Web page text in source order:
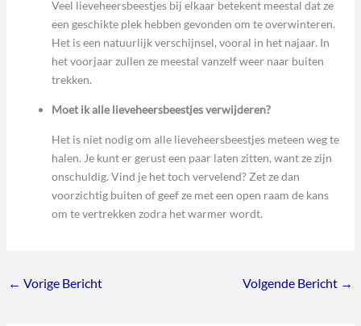
Veel lieveheersbeestjes bij elkaar betekent meestal dat ze
een geschikte plek hebben gevonden om te overwinteren.
Het is een natuurlijk verschijnsel, vooral in het najaar. In
het voorjaar zullen ze meestal vanzelf weer naar buiten
trekken.
Moet ik alle lieveheersbeestjes verwijderen?
Het is niet nodig om alle lieveheersbeestjes meteen weg te
halen. Je kunt er gerust een paar laten zitten, want ze zijn
onschuldig. Vind je het toch vervelend? Zet ze dan
voorzichtig buiten of geef ze met een open raam de kans
om te vertrekken zodra het warmer wordt.
← Vorige Bericht Volgende Bericht →